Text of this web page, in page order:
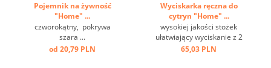
Pojemnik na żywność
"Home" ...
czworokątny, pokrywa
szara ...
od 20,79 PLN
Wyciskarka ręczna do
cytryn "Home" ...
wysokiej jakości stożek
ułatwiający wyciskanie z 2
wylewkami i szerokimi
65,03 PLN